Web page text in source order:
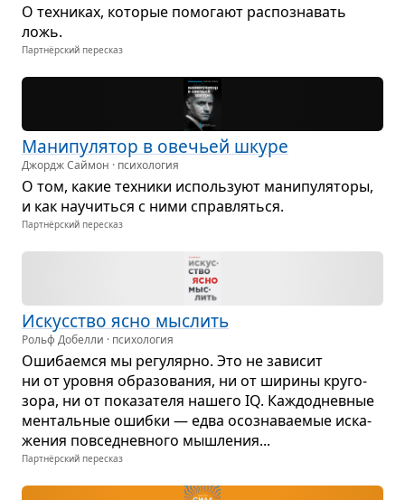
О тех­ни­ках, кото­рые помо­гают рас­по­зна­вать
ложь.
Партнёрский пересказ
Мани­пу­ля­тор в ове­чьей шкуре
Джордж Саймон · психология
О том, какие тех­ники исполь­зуют мани­пу­ля­торы,
и как научиться с ними справ­ляться.
Партнёрский пересказ
Искус­ство ясно мыс­лить
Рольф Добелли · психология
Оши­ба­емся мы регу­лярно. Это не зави­сит
ни от уровня обра­зо­ва­ния, ни от ширины кру­го­
зора, ни от пока­за­теля нашего IQ. Каж­до­днев­ные
мен­таль­ные ошибки — едва осо­зна­ва­е­мые иска­
же­ния повсе­­днев­ного мыш­ле­ния...
Партнёрский пересказ